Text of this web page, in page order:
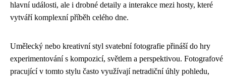
hlavní události, ale i drobné detaily a interakce mezi hosty, které
vytváří komplexní příběh celého dne.
Umělecký nebo kreativní styl svatební fotografie přináší do hry
experimentování s kompozicí, světlem a perspektivou. Fotografové
pracující v tomto stylu často využívají netradiční úhly pohledu,